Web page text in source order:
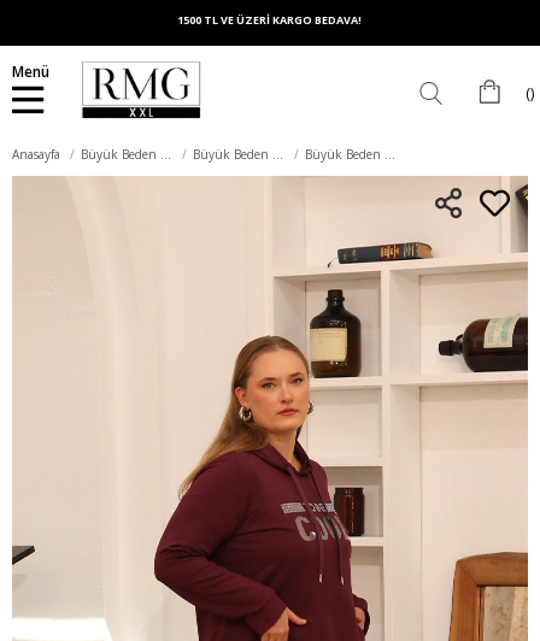
1500 TL VE ÜZERİ KARGO BEDAVA!
Menü
Anasayfa Büyük Beden Üst Giyim Büyük Beden Sweatshirt Büyük Beden Taş Baskılı Sweatshirt Koyu Mor